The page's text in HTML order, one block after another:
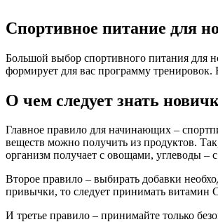
Спортивное питание для
Большой выбор спортивного питания для
формирует для вас программу тренировок.
О чем следует знать
Главное правило для начинающих –
веществ можно получить из продуктов.
организм получает с овощами, углеводы –
Второе правило – выбирать добавки
привычки, то следует принимать витамин
И третье правило – принимайте только